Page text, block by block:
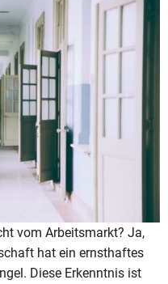
vom Arbeitsmarkt? Ja,
hat ein ernsthaftes
Diese Erkenntnis ist